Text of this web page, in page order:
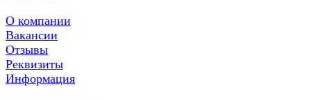
О компании
Вакансии
Отзывы
Реквизиты
Информация